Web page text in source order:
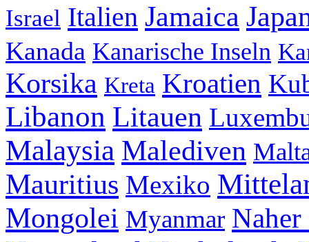
Israel Italien Jamaica
Kanada Kanarische Inseln
Korsika Kreta Kroatien
Libanon Litauen
Malaysia Malediven
Mauritius Mexiko
Mongolei Myanmar Naher